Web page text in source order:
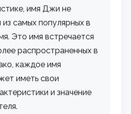
имя Джи не
самых популярных в
Это имя встречается
распространенных в
каждое имя
иметь свои
и значение